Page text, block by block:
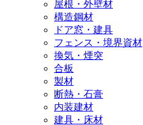
屋根・外壁材
構造鋼材
ドア窓・建具
フェンス・境界資材
換気・煙突
合板
製材
断熱・石膏
内装建材
建具・床材